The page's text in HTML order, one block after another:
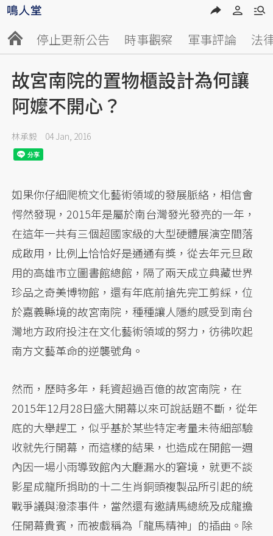
停止更新公告 時事觀察 軍事評論 法
故宮南院的置物櫃設計為何讓
阿嬤不開心？
林承毅 04 Jan, 2016
如果你仔細爬梳文化藝術領域的發展脈絡，相信會
愕然發現，2015年是屬於南台灣發光發亮的一年，
在這年一共有三個超國家級的大型硬體展演空間落
成啟用，比例上恰恰好是通通有獎，從去年元旦啟
用的高雄市立圖書館總館，隔了兩天成立典藏世界
珍品之奇美博物館，還有年底前搶先完工剪綵，位
於嘉義縣境的故宮南院，種種讓人隱約感受到南台
灣地方政府投注在文化藝術領域的努力，彷彿吹起
南方文藝革命的逆襲號角。
然而，歷時多年，耗資超過百億的故宮南院，在
2015年12月28日盛大開幕以來可說話題不斷，從年
底的大舉趕工，似乎基於某些特定考量未待細部驗
收就先行開幕，而這樣的結果，也造成在開館一週
內因一場小雨導致館內大廳漏水的窘境，就更不談
影星成龍所捐助的十二生肖銅頭複製品所引起的統
戰爭議與潑漆事件，當然還有邀請馬總統及成龍擔
任開幕貴賓，而被戲稱為「龍馬精神」的插曲。除